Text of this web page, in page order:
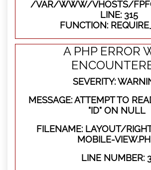
/VAR/WWW/VHOSTS/
LINE: 315
FUNCTION:
A PHP ERROR
SEVERITY:
MESSAGE: ATTEMPT TO
"ID" ON NULL
FILENAME: LAYOUT/
MOBILE-
LINE NUMBER: